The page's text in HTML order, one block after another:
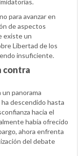
para avanzar en
de aspectos
existe un
Libertad de los
insuficiente.
contra
panorama
descendido hasta
hacia el
había ofrecido
ahora enfrenta
del debate